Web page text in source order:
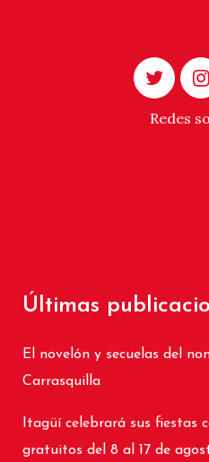
Redes
Últimas
El novelón y secuelas del
Carrasquilla
Itagüí celebrará sus fiestas
gratuitos del 8 al 17 de